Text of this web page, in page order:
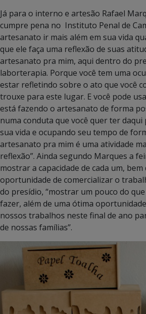
Já para o interno e artesão Rafael
cumpre pena no Instituto Penal de
artesanato ir mais além em sua vida
que ele faça uma reflexão de suas
artesanato pra mim, aqui dentro do
laborterapia. Porque você tem uma
estar refletindo sobre o ato que você
trouxe para este lugar. E você pode
está fazendo o artesanato de forma
numa conduta que você quer ter
sua vida e ocupando seu tempo de
artesanato pra mim é uma atividade
reflexão”. Ainda segundo Marques a
mostrar a capacidade de cada um, bem
oportunidade de comercializar o
do presídio, “mostrar um pouco do
fazer, além de uma ótima
nossos trabalhos neste final de ano
de nossas famílias”.